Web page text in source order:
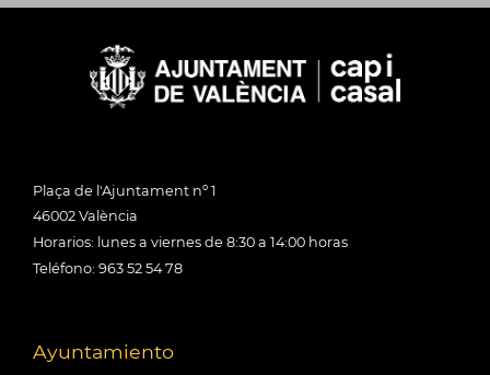
Plaça de l'Ajuntament nº 1
46002 València
Horarios: lunes a viernes de 8:30 a 14:00 horas
Teléfono: 963 52 54 78
Ayuntamiento